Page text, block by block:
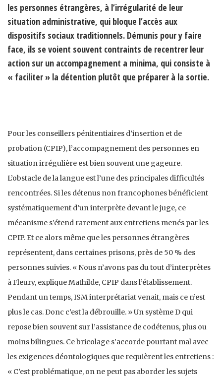
les personnes étrangères, à l’irrégularité de leur
situation administrative, qui bloque l’accès aux
dispositifs sociaux traditionnels. Démunis pour y faire
face, ils se voient souvent contraints de recentrer leur
action sur un accompagnement a minima, qui consiste à
« faciliter » la détention plutôt que préparer à la sortie.
Pour les conseillers pénitentiaires d’insertion et de
probation (CPIP), l’accompagnement des personnes en
situation irrégulière est bien souvent une gageure.
L’obstacle de la langue est l’une des principales difficultés
rencontrées. Si les détenus non francophones bénéficient
systématiquement d’un interprète devant le juge, ce
mécanisme s’étend rarement aux entretiens menés par les
CPIP. Et ce alors même que les personnes étrangères
représentent, dans certaines prisons, près de 50 % des
personnes suivies. « Nous n’avons pas du tout d’interprètes
à Fleury, explique Mathilde, CPIP dans l’établissement.
Pendant un temps, ISM interprétariat venait, mais ce n’est
plus le cas. Donc c’est la débrouille. » Un système D qui
repose bien souvent sur l’assistance de codétenus, plus ou
moins bilingues. Ce bricolage s’accorde pourtant mal avec
les exigences déontologiques que requièrent les entretiens :
« C’est problématique, on ne peut pas aborder les sujets